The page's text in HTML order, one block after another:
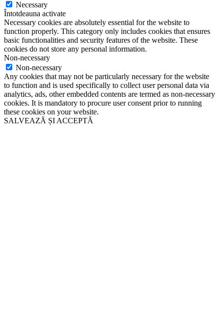
Necessary
Întotdeauna activate
Necessary cookies are absolutely essential for the website to
function properly. This category only includes cookies that ensures
basic functionalities and security features of the website. These
cookies do not store any personal information.
Non-necessary
Non-necessary
Any cookies that may not be particularly necessary for the website
to function and is used specifically to collect user personal data via
analytics, ads, other embedded contents are termed as non-necessary
cookies. It is mandatory to procure user consent prior to running
these cookies on your website.
SALVEAZĂ ȘI ACCEPTĂ